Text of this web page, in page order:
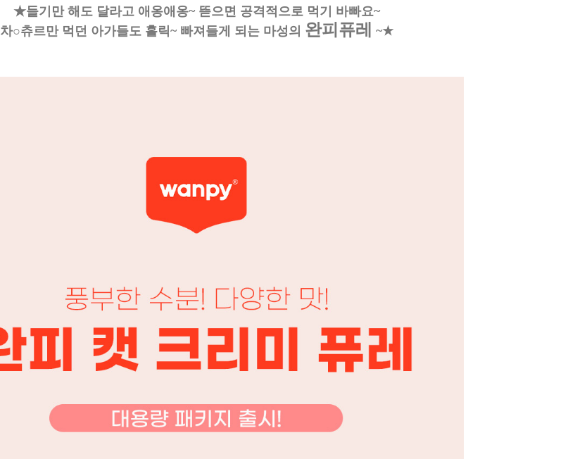
★들기만 해도 달라고 애옹애옹~ 뜯으면 공격적으로 먹기 바빠요~
차○츄르만 먹던 아가들도 홀릭~ 빠져들게 되는 마성의 완피퓨레 ~★